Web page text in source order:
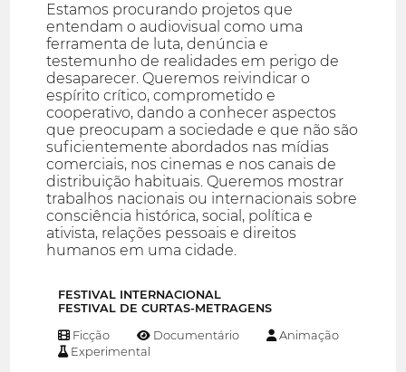
Estamos procurando projetos que
entendam o audiovisual como uma
ferramenta de luta, denúncia e
testemunho de realidades em perigo de
desaparecer. Queremos reivindicar o
espírito crítico, comprometido e
cooperativo, dando a conhecer aspectos
que preocupam a sociedade e que não são
suficientemente abordados nas mídias
comerciais, nos cinemas e nos canais de
distribuição habituais. Queremos mostrar
trabalhos nacionais ou internacionais sobre
consciência histórica, social, política e
ativista, relações pessoais e direitos
humanos em uma cidade.
FESTIVAL INTERNACIONAL
FESTIVAL DE CURTAS-METRAGENS
Ficção Documentário
Animação
Experimental